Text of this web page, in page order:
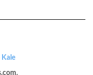
Kale